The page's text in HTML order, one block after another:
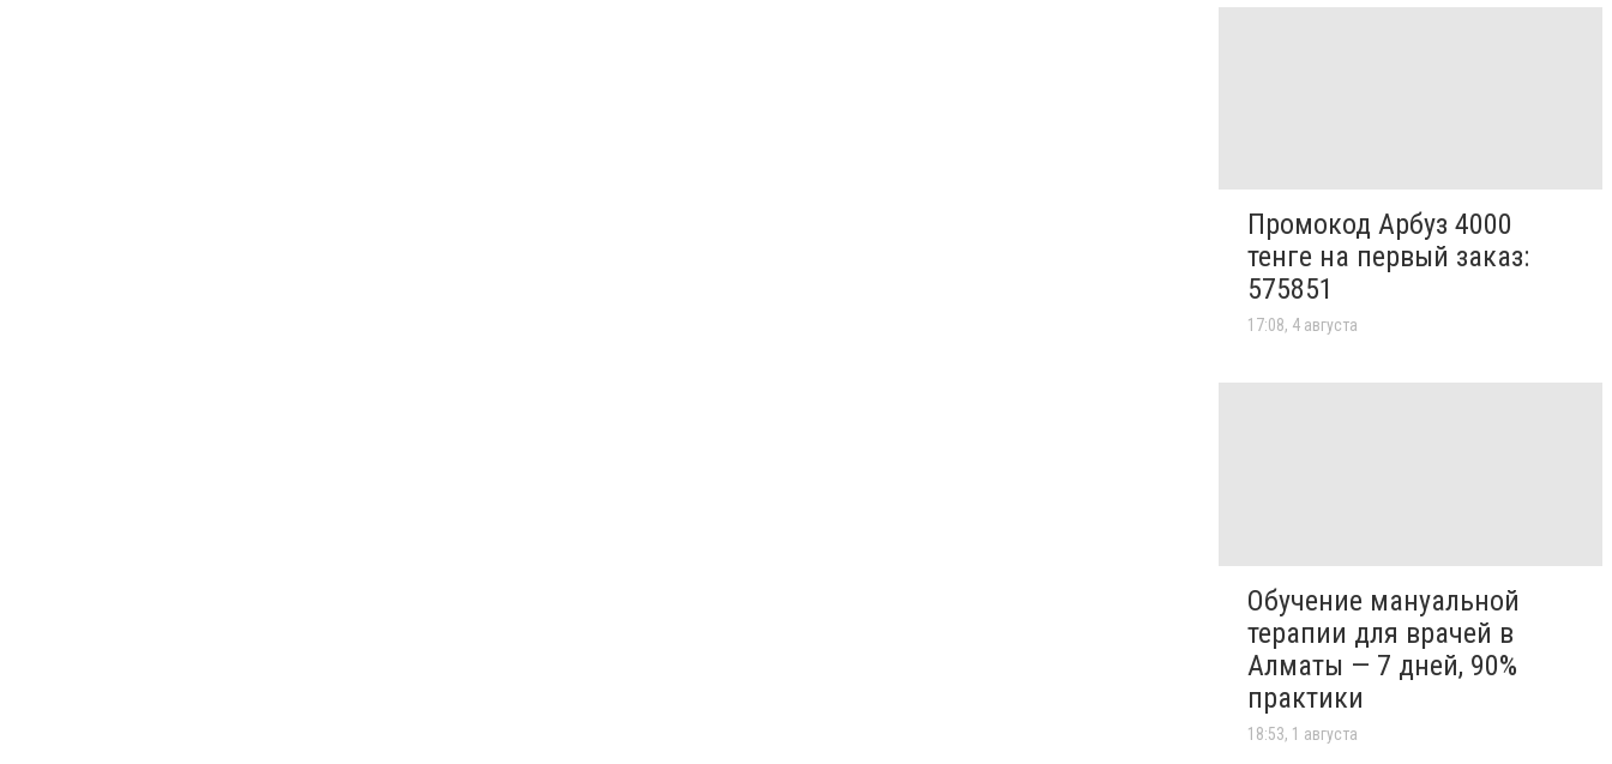
Промокод Арбуз 4000
тенге на первый заказ:
575851
17:08, 4 августа
Обучение мануальной
терапии для врачей в
Алматы — 7 дней, 90%
практики
18:53, 1 августа